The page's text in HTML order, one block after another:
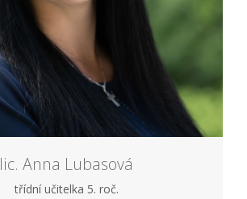
lic. Anna Lubasová
třídní učitelka 5. roč.